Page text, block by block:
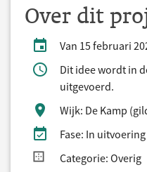
Over dit
Van 15 februari
Dit idee wordt in
uitgevoerd.
Wijk: De Kamp
Fase: In uitvoering
Categorie: Overig